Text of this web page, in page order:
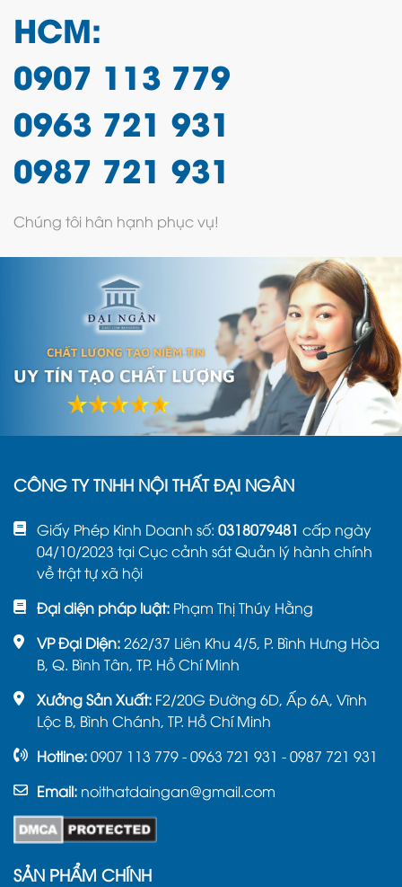
HCM:
0907 113 779
0963 721 931
0987 721 931
Chúng tôi hân hạnh phục vụ!
CÔNG TY TNHH NỘI THẤT ĐẠI NGÂN
Giấy Phép Kinh Doanh số: 0318079481 cấp ngày
04/10/2023 tại Cục cảnh sát Quản lý hành chính
về trật tự xã hội
Đại diện pháp luật: Phạm Thị Thúy Hằng
VP Đại Diện:262/37 Liên Khu 4/5, P. Bình Hưng Hòa
B, Q. Bình Tân, TP. Hồ Chí Minh
Xưởng Sản Xuất: F2/20G Đường 6D, Ấp 6A, Vĩnh
Lộc B, Bình Chánh, TP. Hồ Chí Minh
Hotline:0907 113 779 - 0963 721 931 - 0987 721 931
Email: noithatdaingan@gmail.com
SẢN PHẨM CHÍNH